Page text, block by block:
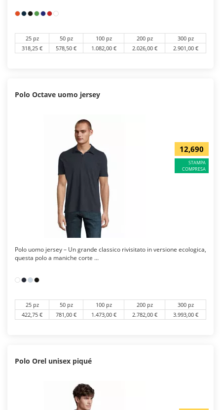
25 pz 50 pz 100 pz 200 pz
300 pz
318,25 €
578,50 € 1.082,00 € 2.026,00 € 2.901,00 €
Polo Octave uomo jersey
12,690
STAMPA
COMPRESA
Polo uomo jersey – Un grande classico rivisitato in versione ecologica,
questa polo a maniche corte ...
25 pz 50 pz 100 pz 200 pz
300 pz
422,75 €
781,00 € 1.473,00 € 2.782,00 € 3.993,00 €
Polo Orel unisex piqué